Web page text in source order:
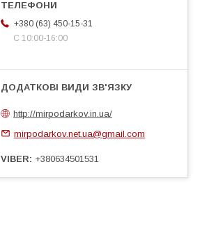
+380 (63) 450-15-31
С 10:00-16:00
http://mirpodarkov.in.ua/
mirpodarkov.net.ua@gmail.com
VIBER +380634501531